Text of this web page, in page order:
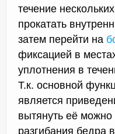
течение
прокатать
затем перейти на
фиксацией в
уплотнения в
Т.к. основной
является
вытянуть её
разгибания бедра